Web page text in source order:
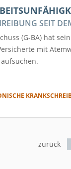
SEIT
(G-BA) hat
mit
zurück